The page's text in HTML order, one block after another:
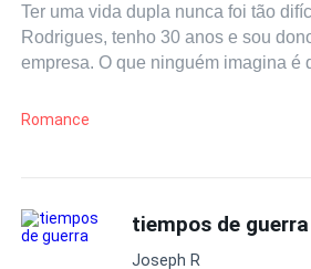
Ter uma vida dupla nunca foi tão
Rodrigues, tenho 30 anos e sou
empresa. O que ninguém imagina é
comando também um morro. As
Kalena resolve testar os meus
Romance
tiempos de guerra
Joseph R